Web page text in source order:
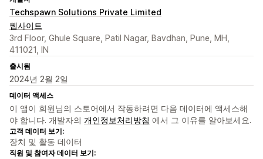
Techspawn Solutions Private Limited
웹사이트
3rd Floor, Ghule Square, Patil Nagar, Bavdhan, Pune, MH,
411021, IN
출시됨
2024년 2월 2일
데이터 액세스
이 앱이 회원님의 스토어에서 작동하려면 다음 데이터에 액세스해
야 합니다. 개발자의 개인정보처리방침 에서 그 이유를 알아보세요.
고객 데이터 보기:
장치 및 활동 데이터
직원 및 참여자 데이터 보기: